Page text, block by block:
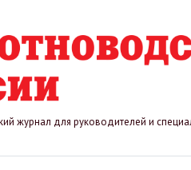
журнал для руководителей и